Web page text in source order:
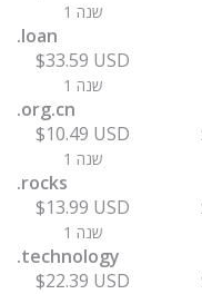
1 שנה
.loan
$33.59 USD
1 שנה
.org.cn
$10.49 USD
1 שנה
.rocks
$13.99 USD
1 שנה
.technology
$22.39 USD